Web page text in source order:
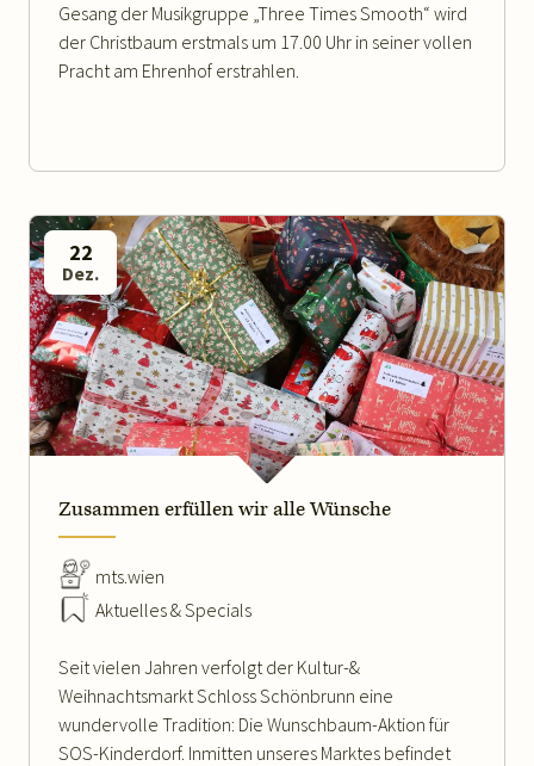
Gesang der Musikgruppe „Three Times Smooth“ wird
der Christbaum erstmals um 17.00 Uhr in seiner vollen
Pracht am Ehrenhof erstrahlen.
WEITERLESEN
22
Dez.
Zusammen erfüllen wir alle Wünsche
mts.wien
Aktuelles & Specials
Seit vielen Jahren verfolgt der Kultur-&
Weihnachtsmarkt Schloss Schönbrunn eine
wundervolle Tradition: Die Wunschbaum-Aktion für
SOS-Kinderdorf. Inmitten unseres Marktes befindet